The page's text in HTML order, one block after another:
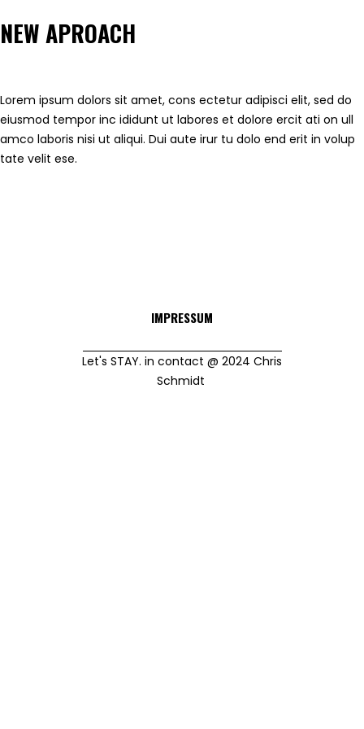
NEW APROACH
Lorem ipsum dolors sit amet, cons ectetur adipisci elit, sed do
eiusmod tempor inc ididunt ut labores et dolore ercit ati on ull
amco laboris nisi ut aliqui. Dui aute irur tu dolo end erit in volup
tate velit ese.
IMPRESSUM
Let's STAY. in contact @ 2024 Chris
Schmidt